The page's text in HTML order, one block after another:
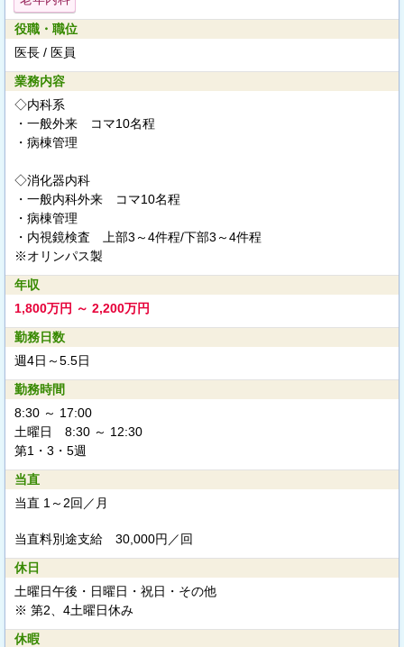
役職・職位
医長 / 医員
業務内容
◇内科系
・一般外来 コマ10名程
・病棟管理
◇消化器内科
・一般内科外来 コマ10名程
・病棟管理
・内視鏡検査 上部3～4件程/下部3～4件程
※オリンパス製
年収
1,800万円 ～ 2,200万円
勤務日数
週4日～5.5日
勤務時間
8:30 ～ 17:00
土曜日 8:30 ～ 12:30
第1・3・5週
当直
当直 1～2回／月
当直料別途支給
30,000円／回
休日
土曜日午後・日曜日・祝日・その他
※ 第2、4土曜日休み
休暇